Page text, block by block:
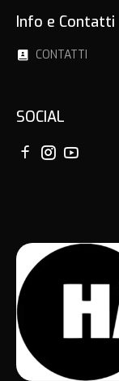
Info e Contatti
CONTATTI
SOCIAL